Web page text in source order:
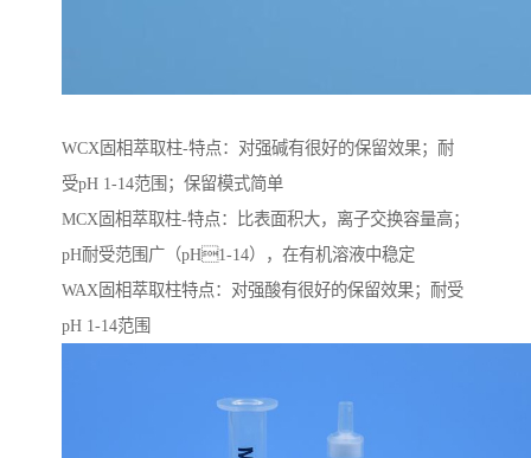
WCX固相萃取柱-特点：对强碱有很好的保留效果；耐
受pH 1-14范围；保留模式简单
MCX固相萃取柱-特点：比表面积大，离子交换容量高；
pH耐受范围⼴（pH1-14），在有机溶液中稳定
WAX固相萃取柱特点：对强酸有很好的保留效果；耐受
pH 1-14范围